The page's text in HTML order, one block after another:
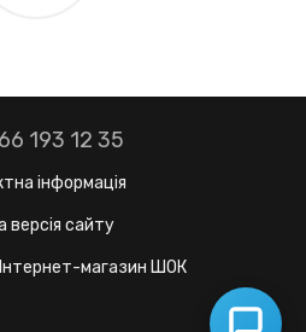
193 12 35
інформація
версія сайту
магазин ШОК